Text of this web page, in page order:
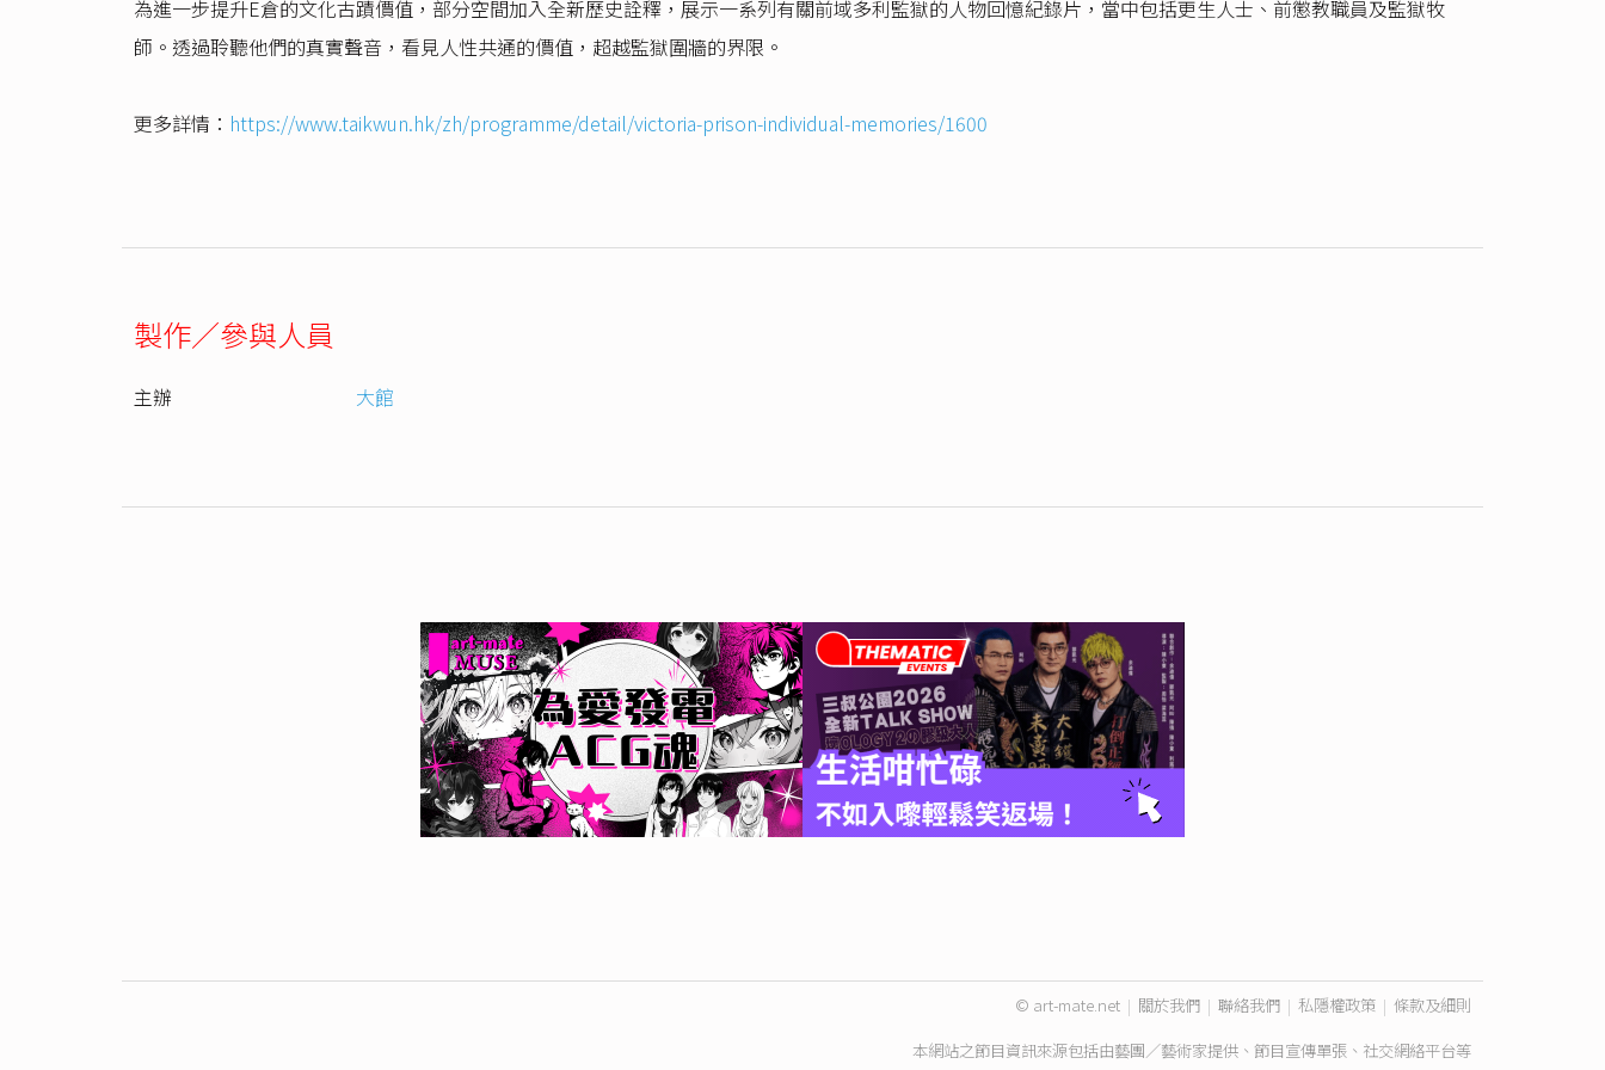
為進一步提升E倉的文化古蹟價值，部分空間加入全新歷史詮釋，展示一系列有關前域多利監獄的人物回憶紀錄片，當中包括更生人士、前懲教職員及監獄牧
師。透過聆聽他們的真實聲音，看見人性共通的價值，超越監獄圍牆的界限。
更多詳情： https://www.taikwun.hk/zh/programme/detail/victoria-prison-individual-memories/1600
製作／參與人員
主辦 大館
© art-mate.net | 關於我們 | 聯絡我們 | 私隱權政策 | 條款及細則
本網站之節目資訊來源包括由藝團／藝術家提供、節目宣傳單張、社交網絡平台等